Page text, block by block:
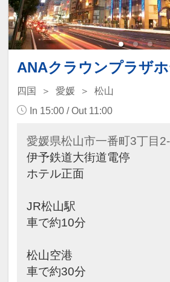
ANAクラウンプラザ
四国 愛媛
松山
In 15:00 / Out 11:00
愛媛県松山市一番町3丁目
伊予鉄道大街道電停
ホテル正面
JR松山駅
車で約10分
松山空港
車で約30分